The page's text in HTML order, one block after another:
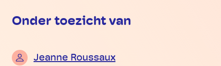
Onder toezicht van
Jeanne Roussaux